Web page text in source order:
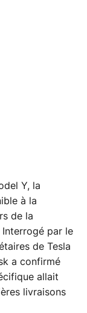
Y, la
à la
de la
par le
de Tesla
a confirmé
allait
livraisons